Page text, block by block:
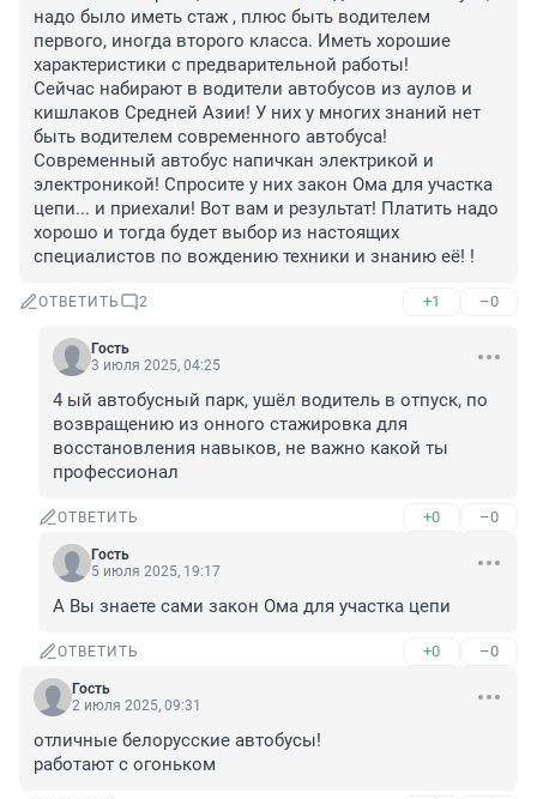
надо было иметь стаж , плюс быть водителем
первого, иногда второго класса. Иметь хорошие
характеристики с предварительной работы!
Сейчас набирают в водители автобусов из аулов и
кишлаков Средней Азии! У них у многих знаний нет
быть водителем современного автобуса!
Современный автобус напичкан электрикой и
электроникой! Спросите у них закон Ома для участка
цепи... и приехали! Вот вам и результат! Платить надо
хорошо и тогда будет выбор из настоящих
специалистов по вождению техники и знанию её! !
ОТВЕТИТЬ 2 +1 –0
Гость
3 июля 2025, 04:25
4 ый автобусный парк, ушёл водитель в отпуск, по
возвращению из онного стажировка для
восстановления навыков, не важно какой ты
профессионал
ОТВЕТИТЬ +0 –0
Гость
5 июля 2025, 19:17
А Вы знаете сами закон Ома для участка цепи
ОТВЕТИТЬ +0 –0
Гость
2 июля 2025, 09:31
отличные белорусские автобусы!
работают с огоньком